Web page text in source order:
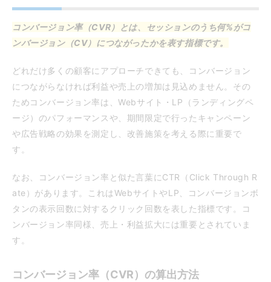
コンバージョン率（CVR）とは、セッションのうち何%がコ
ンバージョン（CV）につながったかを表す指標です。
どれだけ多くの顧客にアプローチできても、コンバージョン
につながらなければ利益や売上の増加は見込めません。その
ためコンバージョン率は、Webサイト・LP（ランディングペ
ージ）のパフォーマンスや、期間限定で行ったキャンペーン
や広告戦略の効果を測定し、改善施策を考える際に重要で
す。
なお、コンバージョン率と似た言葉にCTR（Click Through R
ate）があります。これはWebサイトやLP、コンバージョンボ
タンの表示回数に対するクリック回数を表した指標です。コ
ンバージョン率同様、売上・利益拡大には重要とされていま
す。
コンバージョン率（CVR）の算出方法